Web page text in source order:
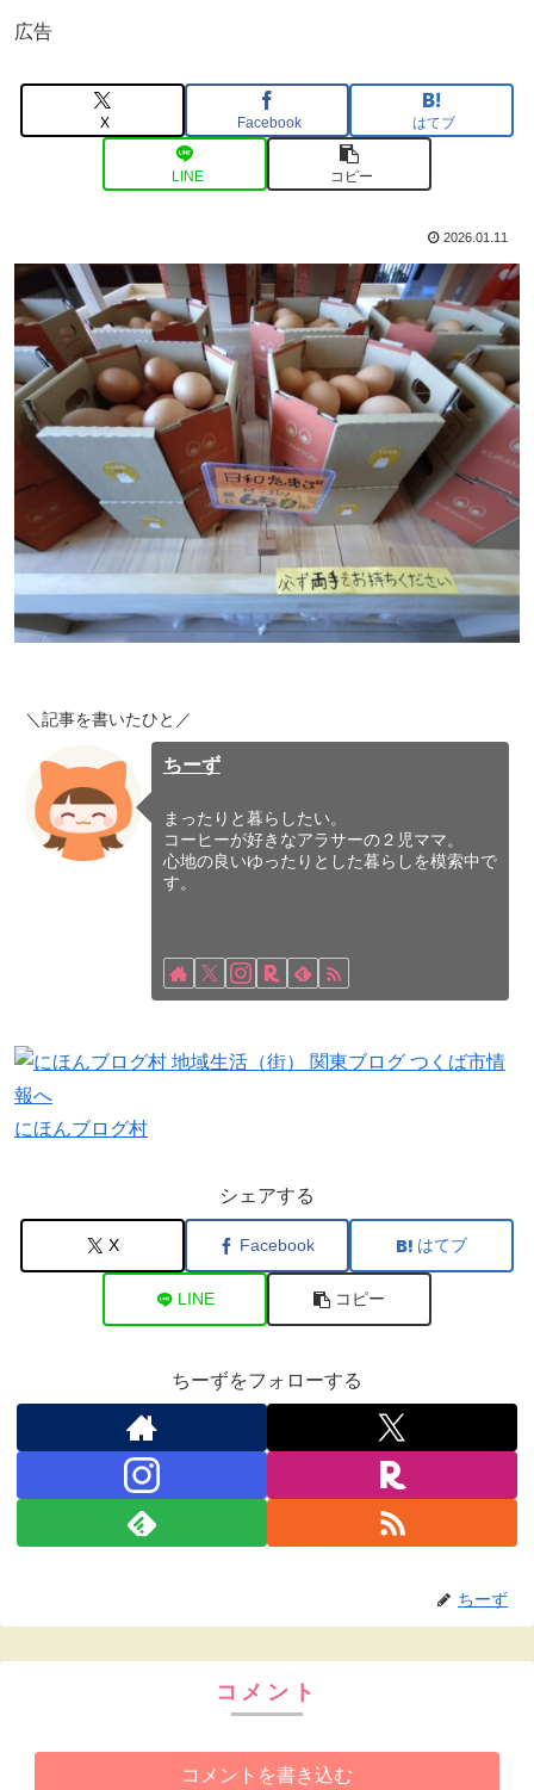
広告
X Facebook はてブ
LINE コピー
2026.01.11
＼記事を書いたひと／
ちーず
まったりと暮らしたい。
コーヒーが好きなアラサーの２児ママ。
心地の良いゆったりとした暮らしを模索中で
す。
にほんブログ村
シェアする
X Facebook はてブ
LINE コピー
ちーずをフォローする
ちーず
コメント
コメントを書き込む